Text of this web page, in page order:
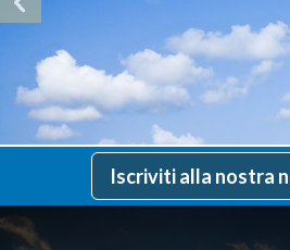
Iscriviti alla nostra